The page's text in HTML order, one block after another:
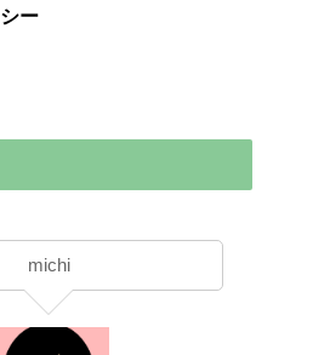
ー
michi